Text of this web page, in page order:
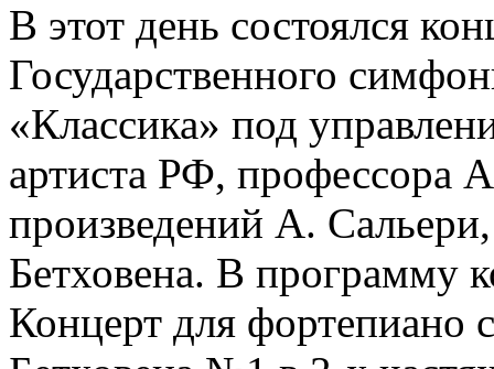
В этот день состоялся
Государственного
«Классика» под
артиста РФ, профессора
произведений А.
Бетховена. В программу
Концерт для фортепиано